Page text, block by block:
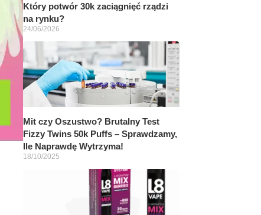
Który potwór 30k zaciągnięć rządzi
na rynku?
24/06/2026
Mit czy Oszustwo? Brutalny Test
Fizzy Twins 50k Puffs – Sprawdzamy,
Ile Naprawdę Wytrzyma!
18/10/2025